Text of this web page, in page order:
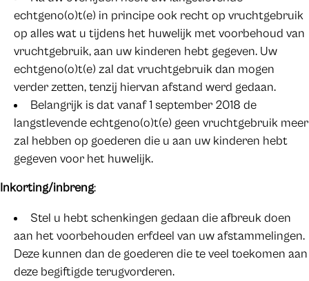
echtgeno(o)t(e) in principe ook recht op vruchtgebruik
op alles wat u tijdens het huwelijk met voorbehoud van
vruchtgebruik, aan uw kinderen hebt gegeven. Uw
echtgeno(o)t(e) zal dat vruchtgebruik dan mogen
verder zetten, tenzij hiervan afstand werd gedaan.
Belangrijk is dat vanaf 1 september 2018 de
langstlevende echtgeno(o)t(e) geen vruchtgebruik meer
zal hebben op goederen die u aan uw kinderen hebt
gegeven voor het huwelijk.
Inkorting/inbreng:
Stel u hebt schenkingen gedaan die afbreuk doen
aan het voorbehouden erfdeel van uw afstammelingen.
Deze kunnen dan de goederen die te veel toekomen aan
deze begiftigde terugvorderen.